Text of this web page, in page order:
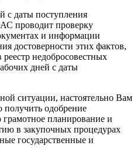
с даты поступления
проводит проверку
и информации
достоверности этих фактов,
недобросовестных
дней с даты
ситуации, настоятельно Вам
получить одобрение
планирование и
в закупочных процедурах
государственные и